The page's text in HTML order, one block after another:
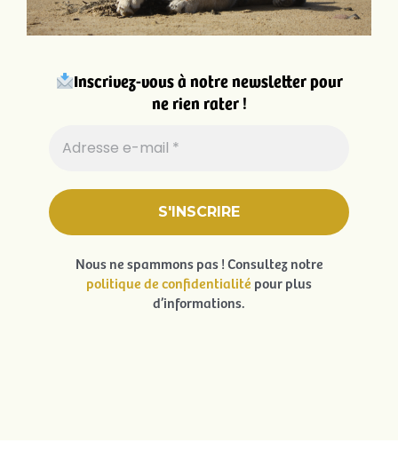
Inscrivez-vous à notre newsletter pour
ne rien rater !
Nous ne spammons pas ! Consultez notre
politique de confidentialité pour plus
d’informations.